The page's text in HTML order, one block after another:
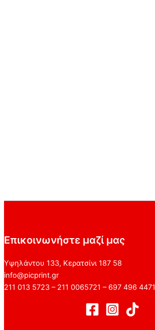
Επικοινωνήστε μαζί μας
Υψηλάντου 133, Κερατσίνι 187 58
info@picprint.gr
211 013 5723 – 211 0065721 – 697 496 4471